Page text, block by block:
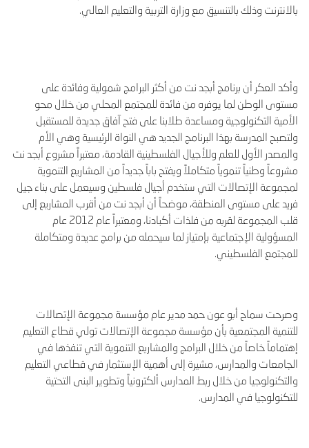
بالانترنت وذلك بالتنسيق مع وزارة التربية والتعليم العالي.
وأكد العكر أن برنامج أبجد نت من أكثر البرامج شمولية وفائدة على
مستوى الوطن لما يوفره من فائدة للمجتمع المحلي من خلال محو
الأمية التكنولوجية ومساعدة طلابنا على فتح آفاق جديدة للمستقبل
ولتصبح المدرسة بهذا البرنامج الجديد هي النواة الرئيسية وهي الأم
والمصدر الأول للعلم وللأجيال الفلسطينية القادمة، معتبراً مشروع أبجد نت
مشروعاً وطنياً تنموياً متكاملاً ويفتح باباً جديداً من المشاريع التنموية
لمجموعة الإتصالات التي ستخدم أجيال فلسطين وسيعمل على بناء جيل
فريد على مستوى المنطقة، موضحاً أن أبجد نت من أقرب المشاريع إلى
قلب المجموعة لقربه من فلذات أكبادنا، ومعتبراً عام 2012 عام
المسؤولية الإجتماعية بإمتياز لما سيحمله من برامج عديدة ومتكاملة
للمجتمع الفلسطيني.
وصرحت سماح أبو عون حمد مدير عام مؤسسة مجموعة الإتصالات
للتنمية المجتمعية بأن مؤسسة مجموعة الإتصالات تولي قطاع التعليم
إهتماماً خاصاً من خلال البرامج والمشاريع التنموية التي تنفذها في
الجامعات والمدارس، مشيرة إلى أهمية الإستثمار في قطاعي التعليم
والتكنولوجيا من خلال ربط المدارس ألكترونياً وتطوير البنى التحتية
للتكنولوجيا في المدارس.